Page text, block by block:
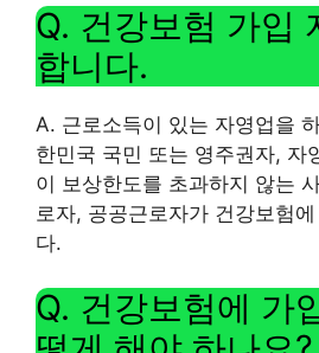
Q. 건강보험 가입
합니다.
A. 근로소득이 있는 자영업을
한민국 국민 또는 영주권자, 자
이 보상한도를 초과하지 않는
로자, 공공근로자가 건강보험
다.
Q. 건강보험에 가